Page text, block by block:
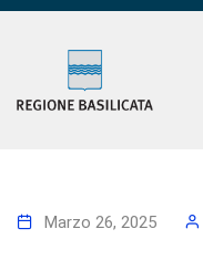
Marzo 26, 2025